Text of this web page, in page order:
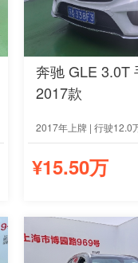
奔驰 GLE 3.0T
2017款
2017年上牌 | 行驶12.0
¥15.50万